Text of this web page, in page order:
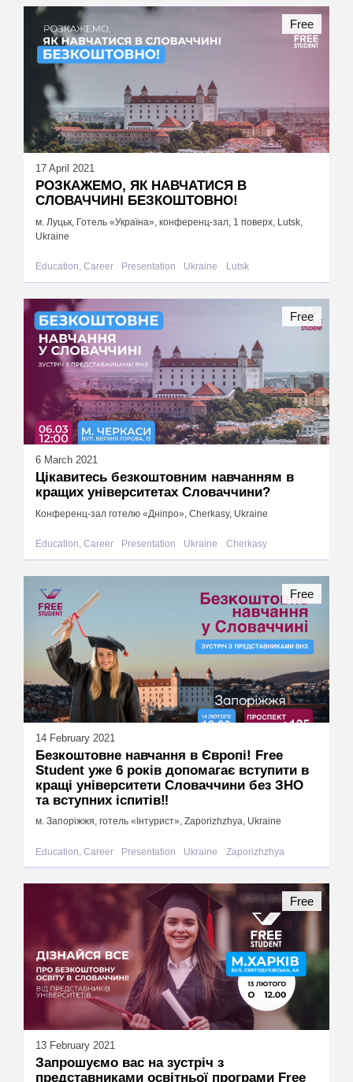
17 April 2021
РОЗКАЖЕМО, ЯК НАВЧАТИСЯ В
СЛОВАЧЧИНІ БЕЗКОШТОВНО!
м. Луцьк, Готель «Україна», конференц-зал, 1 поверх, Lutsk,
Ukraine
Education, Career Presentation Ukraine Lutsk
Free
6 March 2021
Цікавитесь безкоштовним навчанням в
кращих університетах Словаччини?
Конференц-зал готелю «Дніпро», Cherkasy, Ukraine
Education, Career Presentation Ukraine Cherkasy
Free
14 February 2021
Безкоштовне навчання в Європі! Free
Student уже 6 років допомагає вступити в
кращі університети Словаччини без ЗНО
та вступних іспитів‼️
м. Запоріжжя, готель «Інтурист», Zaporizhzhya, Ukraine
Education, Career Presentation Ukraine Zaporizhzhya
Free
13 February 2021
Запрошуємо вас на зустріч з
представниками освітньої програми Free
Free